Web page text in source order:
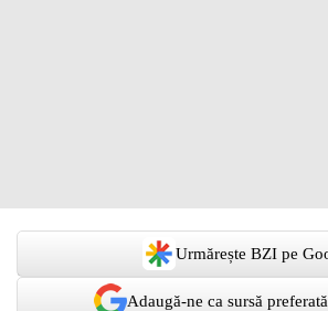
Urmărește BZI pe
Adaugă-ne ca sursă